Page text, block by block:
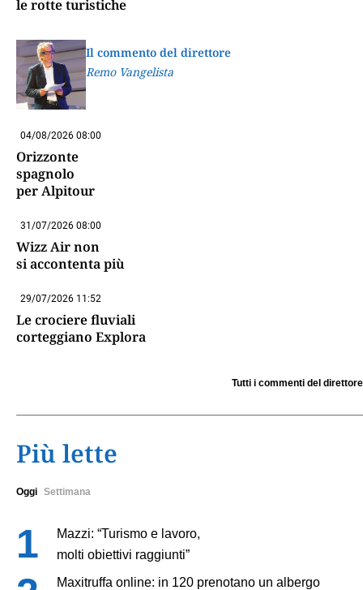
le rotte turistiche
Il commento del direttore
Remo Vangelista
04/08/2026 08:00
Orizzonte
spagnolo
per Alpitour
31/07/2026 08:00
Wizz Air non
si accontenta più
29/07/2026 11:52
Le crociere fluviali
corteggiano Explora
Tutti i commenti del direttore
Più lette
Oggi Settimana
Mazzi: “Turismo e lavoro,
molti obiettivi raggiunti”
Maxitruffa online: in 120 prenotano un albergo